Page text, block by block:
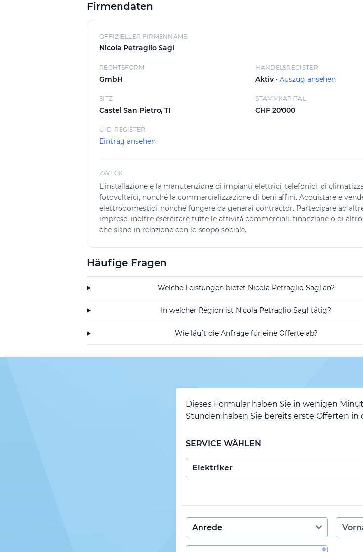
San Pietro ausgerichtet. Ansprechpartnerinnen und Ansprechpartner
direkt an das Team wenden, um Beratungstermine zu vereinbaren oder
stellen. So wird eine zielgerichtete und bedarfsgerechte Umsetzung von
Kundenprojekten gewährleistet.
Firmendaten
OFFIZIELLER FIRMENNAME
Nicola Petraglio Sagl
RECHTSFORM
GmbH
HANDELSREGISTER
Aktiv ·Auszug ansehen
SITZ
Castel San Pietro, TI
STAMMKAPITAL
CHF 20'000
UID-REGISTER
Eintrag ansehen
ZWECK
L'installazione e la manutenzione di impianti elettrici, telefonici, di
fotovoltaici, nonché la commercializzazione di beni affini. Acquistare e
elettrodomestici, nonché fungere da generai contractor. Partecipare ad
imprese, inoltre esercitare tutte le attività commerciali, finanziarie o di altro
che siano in relazione con lo scopo sociale.
Häufige Fragen
Welche Leistungen bietet Nicola Petraglio Sagl an?
In welcher Region ist Nicola Petraglio Sagl tätig?
Wie läuft die Anfrage für eine Offerte ab?
Dieses Formular haben Sie in wenigen
Stunden haben Sie bereits erste Offerten in
SERVICE WÄHLEN